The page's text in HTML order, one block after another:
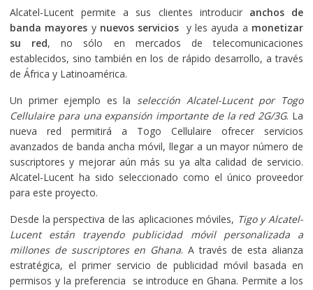
Alcatel-Lucent permite a sus clientes introducir anchos de
banda mayores y nuevos servicios y les ayuda a monetizar
su red, no sólo en mercados de telecomunicaciones
establecidos, sino también en los de rápido desarrollo, a través
de África y Latinoamérica.
Un primer ejemplo es la selección Alcatel-Lucent por Togo
Cellulaire para una expansión importante de la red 2G/3G. La
nueva red permitirá a Togo Cellulaire ofrecer servicios
avanzados de banda ancha móvil, llegar a un mayor número de
suscriptores y mejorar aún más su ya alta calidad de servicio.
Alcatel-Lucent ha sido seleccionado como el único proveedor
para este proyecto.
Desde la perspectiva de las aplicaciones móviles, Tigo y Alcatel-
Lucent están trayendo publicidad móvil personalizada a
millones de suscriptores en Ghana. A través de esta alianza
estratégica, el primer servicio de publicidad móvil basada en
permisos y la preferencia se introduce en Ghana. Permite a los